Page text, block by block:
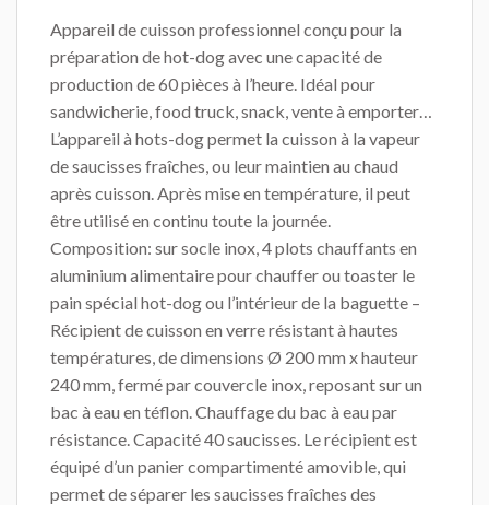
Appareil de cuisson professionnel conçu pour la
préparation de hot-dog avec une capacité de
production de 60 pièces à l’heure. Idéal pour
sandwicherie, food truck, snack, vente à emporter…
L’appareil à hots-dog permet la cuisson à la vapeur
de saucisses fraîches, ou leur maintien au chaud
après cuisson. Après mise en température, il peut
être utilisé en continu toute la journée.
Composition: sur socle inox, 4 plots chauffants en
aluminium alimentaire pour chauffer ou toaster le
pain spécial hot-dog ou l’intérieur de la baguette –
Récipient de cuisson en verre résistant à hautes
températures, de dimensions Ø 200 mm x hauteur
240 mm, fermé par couvercle inox, reposant sur un
bac à eau en téflon. Chauffage du bac à eau par
résistance. Capacité 40 saucisses. Le récipient est
équipé d’un panier compartimenté amovible, qui
permet de séparer les saucisses fraîches des